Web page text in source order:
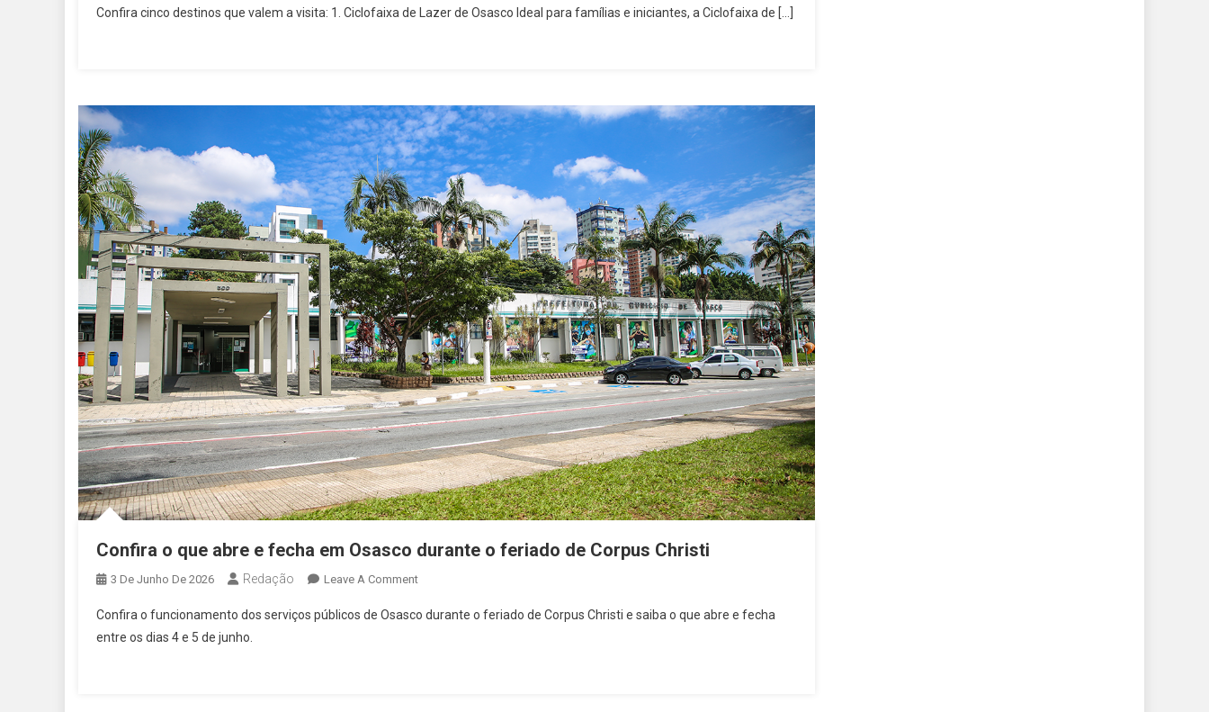
Bike
Aproveitar
O
Feriado
Sobre
Duas
Rodas
Confira cinco destinos que valem a visita: 1. Ciclofaixa de Lazer de Osasco Ideal para famílias e iniciantes, a Ciclofaixa de […]
Confira o que abre e fecha em Osasco durante o feriado de Corpus Christi
3 De Junho De 2026 Redação Leave A CommentOn
O
Confira o funcionamento dos serviços públicos de Osasco durante o feriado de Corpus Christi e saiba o que abre e fecha
entre os dias 4 e 5 de junho.